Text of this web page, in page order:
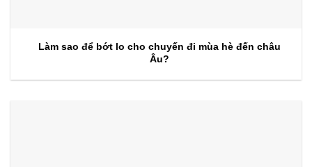
Làm sao để bớt lo cho chuyến đi mùa hè đến châu
Âu?